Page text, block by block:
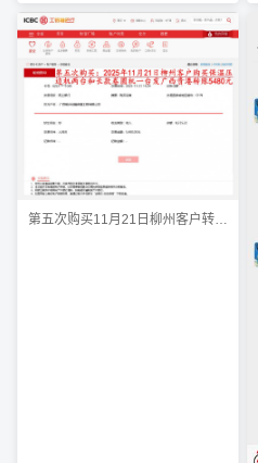
第五次购买11月21日柳州客户转账5480元